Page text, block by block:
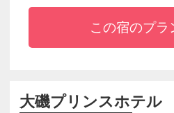
◆湘南ならではの活きの
を使用したお料理も自慢で
この宿のプラ
大磯プリンスホテル